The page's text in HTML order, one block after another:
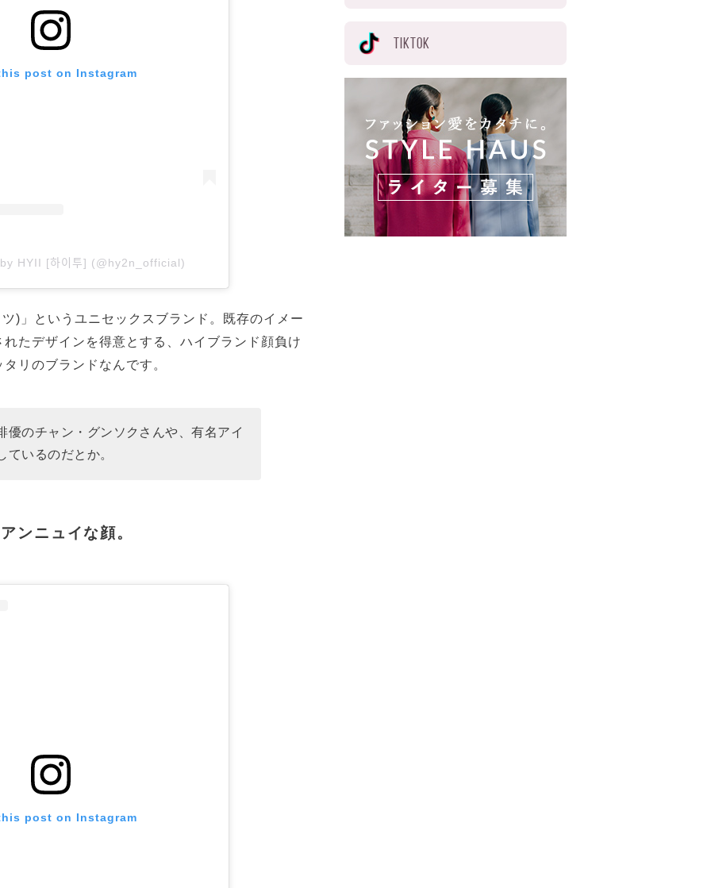
post on Instagram
HYII [하이투] (@hy2n_official)
)」というユニセックスブランド。既存のイメー
たデザインを得意とする、ハイブランド顔負け
リのブランドなんです。
優のチャン・グンソクさんや、有名アイ
ているのだとか。
ンニュイな顔。
post on Instagram
TIKTOK